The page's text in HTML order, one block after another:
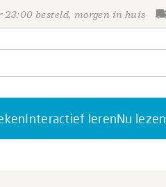
23:00 besteld, morgen in huis
Interactief lerenNu lezen